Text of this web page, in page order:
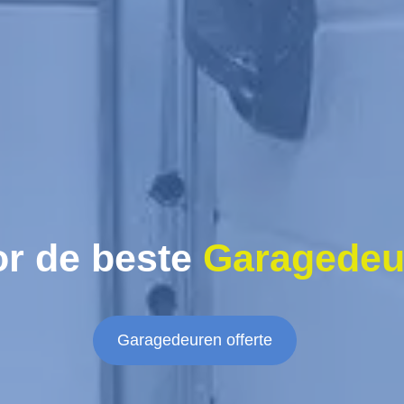
de beste
Garagedeuren offerte